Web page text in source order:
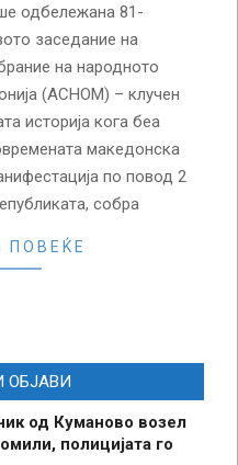
одбележана 81-
заседание на
на народното
(АСНОМ) – клучен
историја кога беа
македонска
по повод 2
собра
ПОВЕЌЕ
ОБЈАВИ
од Куманово возел
полицијата го